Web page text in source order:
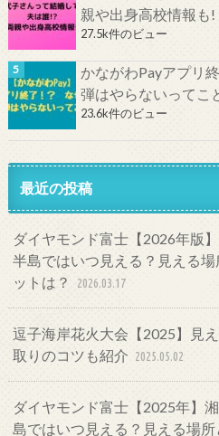
親や出身高校情報も!
27.5k件のビュー
かながわPayアプリ
弾はやらないってこ
23.6k件のビュー
最近の投稿
ダイヤモンド富士【2026年版
半島ではいつ見える？見える
ットは？
2026.03.17
逗子海岸花火大会【2025】見
取りのコツも紹介 2025.05.02
ダイヤモンド富士【2025年】
島ではいつ見える？見える場